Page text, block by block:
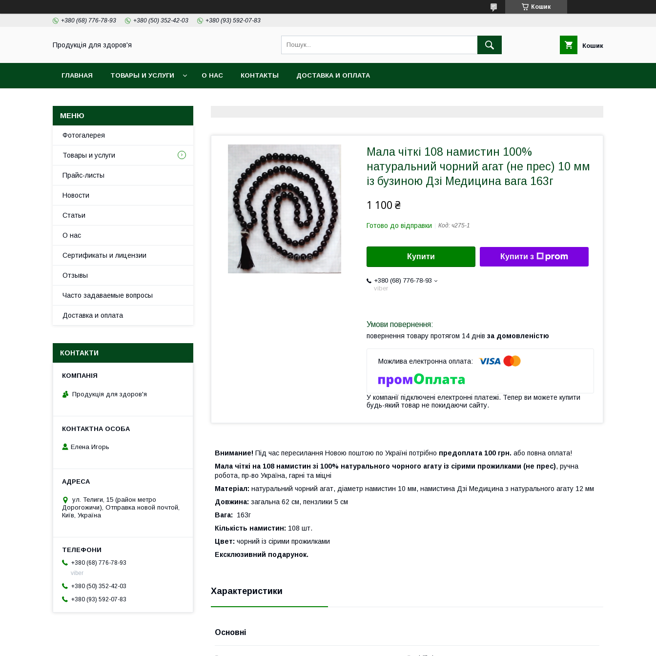
Кошик
+380 (68) 776-78-93 +380 (50) 352-42-03 +380 (93) 592-07-83
Продукція для здоров'я Кошик
ГЛАВНАЯ ТОВАРЫ И УСЛУГИ О НАС КОНТАКТЫ ДОСТАВКА И ОПЛАТА
Мала чіткі 108 намистин 100%
натуральний чорний агат (не прес) 10 мм
із бузиною Дзі Медицина вага 163г
1 100 ₴
Готово до відправки Код: ч275-1
Купити Купити з
+380 (68) 776-78-93
viber
повернення товару протягом 14 днів за домовленістю
У компанії підключені електронні платежі. Тепер ви можете купити
будь-який товар не покидаючи сайту.
Внимание! Під час пересилання Новою поштою по Україні потрібно предоплата 100 грн. або повна оплата!
Мала чіткі на 108 намистин зі 100% натурального чорного агату із сірими прожилками (не прес), ручна
робота, пр-во Україна, гарні та міцні
Матеріал: натуральний чорний агат, діаметр намистин 10 мм, намистина Дзі Медицина з натурального агату 12 мм
Довжина: загальна 62 см, пензлики 5 см
Вага: 163г
Кількість намистин: 108 шт.
Цвет: чорний із сірими прожилками
Ексклюзивний подарунок.
Характеристики
Основні
Фотогалерея
Товары и услуги
Прайс-листы
Новости
Статьи
О нас
Сертификаты и лицензии
Отзывы
Часто задаваемые вопросы
Доставка и оплата
КОНТАКТИ
Продукція для здоров'я
Елена Игорь
ул. Телиги, 15 (район метро
Дорогожичи), Отправка новой почтой,
Київ, Україна
+380 (68) 776-78-93
viber
+380 (50) 352-42-03
+380 (93) 592-07-83